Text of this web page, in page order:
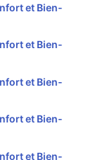
et Bien-
et Bien-
et Bien-
et Bien-
et Bien-